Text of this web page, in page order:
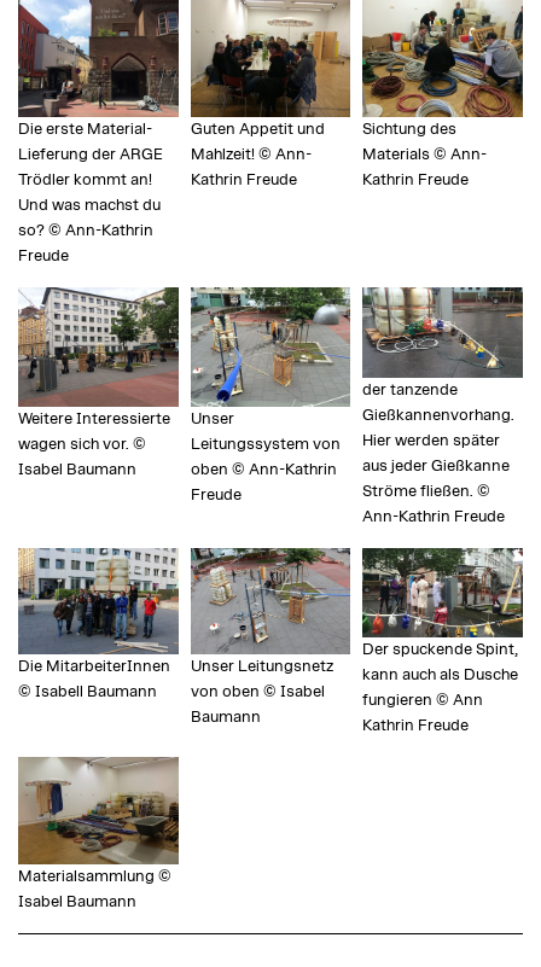
Die erste Material-
Lieferung der ARGE
Trödler kommt an!
Und was machst du
so? © Ann-Kathrin
Freude
Guten Appetit und
Mahlzeit! © Ann-
Kathrin Freude
Sichtung des
Materials © Ann-
Kathrin Freude
Weitere Interessierte
wagen sich vor. ©
Isabel Baumann
Unser
Leitungssystem von
oben © Ann-Kathrin
Freude
der tanzende
Gießkannenvorhang.
Hier werden später
aus jeder Gießkanne
Ströme fließen. ©
Ann-Kathrin Freude
Die MitarbeiterInnen
© Isabell Baumann
Unser Leitungsnetz
von oben © Isabel
Baumann
Der spuckende Spint,
kann auch als Dusche
fungieren © Ann
Kathrin Freude
Materialsammlung ©
Isabel Baumann